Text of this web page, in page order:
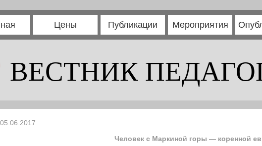
Цены Публикации Мероприятия
ВЕСТНИК
Человек с Маркиной горы — коренной